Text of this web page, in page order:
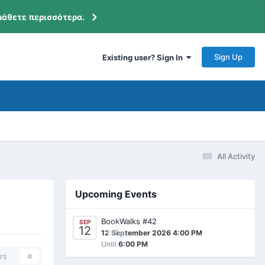
περισσότερα.
Existing user? Sign In Sign Up
All Activity
0
Upcoming Events
SEP
12 0
BookWalks #42
12 September 2026 4:00 PM
Until 6:00 PM